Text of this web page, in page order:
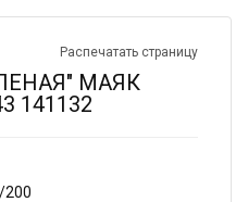
Распечатать страницу
МАЯК
141132
200